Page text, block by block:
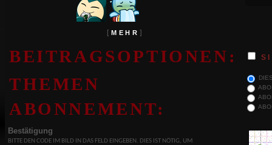
MEHR
BEITRAGSOPTIONEN:
THEMEN
ABONNEMENT:
Bestätigung
BITTE DEN CODE IM BILD IN DAS FELD EINGEBEN. DIES IST NÖTIG, UM